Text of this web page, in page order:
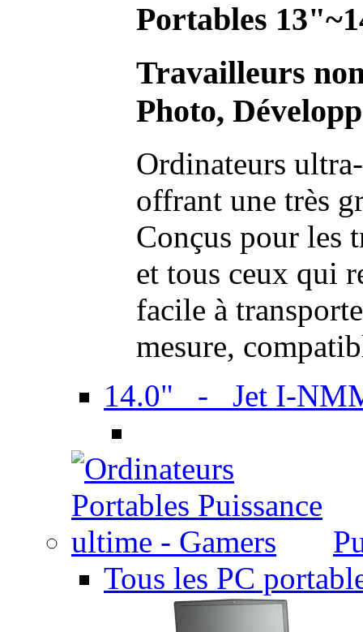
Portables
Travailleurs
Photo,
Ordinateurs
offrant une très
Conçus pour les
et tous ceux qui
facile à
mesure,
14.0" - Jet I-
Tous les PC